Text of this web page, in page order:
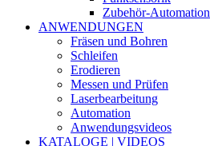
Zubehör-Automation
ANWENDUNGEN
Fräsen und Bohren
Schleifen
Erodieren
Messen und Prüfen
Laserbearbeitung
Automation
Anwendungsvideos
KATALOGE | VIDEOS